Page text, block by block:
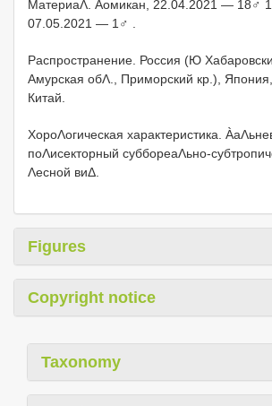
МатериаΛ. Àомикан, 22.04.2021 — 18♂
07.05.2021 — 1♂
Распространение. Россия (Ю
Амурская обΛ., Приморский кр.), Япония,
Китай.
ХороΛогическая характеристика.
поΛисекторный суббореаΛьно-
Λесной виΔ.
Figures
Copyright notice
Taxonomy